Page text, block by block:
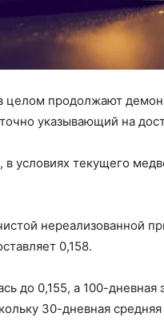
целом продолжают
указывающий на
условиях текущего
нереализованной
0,158.
до 0,155, а 100-
30-дневная